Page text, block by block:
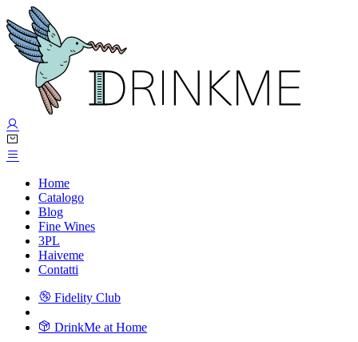
Home
Catalogo
Blog
Fine Wines
3PL
Haiveme
Contatti
Fidelity Club
DrinkMe at Home